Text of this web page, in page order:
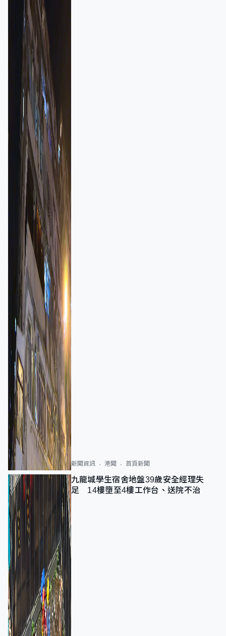
新聞資訊 港聞 首頁新聞
九龍城學生宿舍地盤39歲安全經理失
足 14樓墮至4樓工作台、送院不治